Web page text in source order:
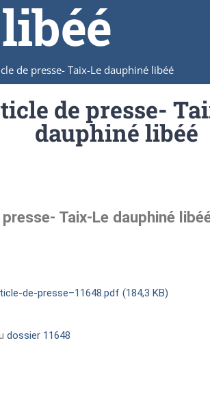
libéé
de presse- Taix-Le dauphiné libéé
de presse-
dauphiné libéé
Taix-Le dauphiné
de-presse–11648.pdf (184,3 KB)
dossier 11648